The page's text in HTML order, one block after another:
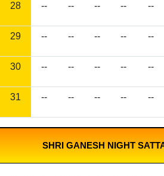
28 -- -- -- -- --
29 -- -- -- -- --
30 -- -- -- -- --
31 -- -- -- -- --
SHRI GANESH NIGHT